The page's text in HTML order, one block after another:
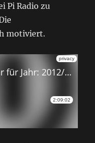
Pi Radio zu
motiviert.